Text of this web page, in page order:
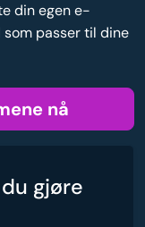
din egen e-
passer til dine
nå
gjøre